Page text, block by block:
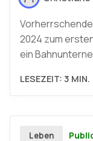
2024 zum
ein
LESEZEIT: 3 MIN.
Leben